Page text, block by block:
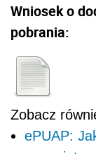
Wniosek o
pobrania:
Zobacz
ePUAP: